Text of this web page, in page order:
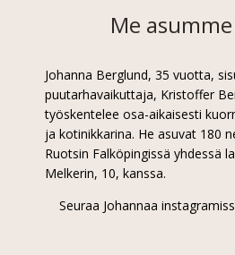
Me
Johanna Berglund, 35 vuotta,
puutarhavaikuttaja, Kristoffer
työskentelee osa-aikaisesti
ja kotinikkarina. He asuvat 180
Ruotsin Falköpingissä yhdessä
Melkerin, 10, kanssa.
Seuraa Johannaa